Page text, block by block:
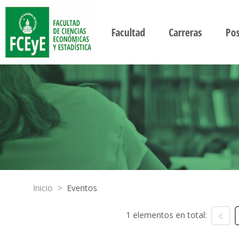
Facultad Carreras
Inicio > Eventos
1 elementos en total: